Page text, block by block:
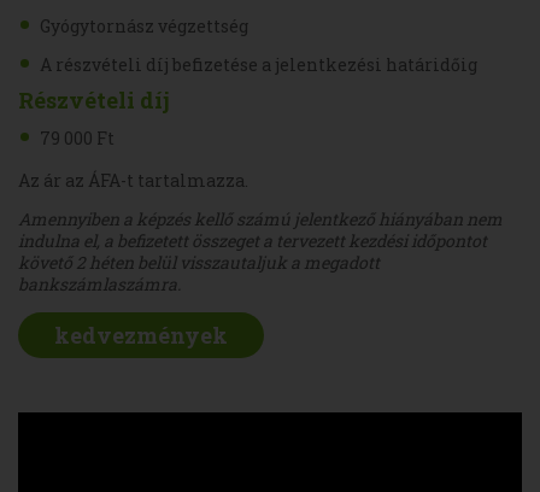
Gyógytornász végzettség
A részvételi díj befizetése a jelentkezési határidőig
Részvételi díj
79 000 Ft
Az ár az ÁFA-t tartalmazza.
Amennyiben a képzés kellő számú jelentkező hiányában nem
indulna el, a befizetett összeget a tervezett kezdési időpontot
követő 2 héten belül visszautaljuk a megadott
bankszámlaszámra.
kedvezmények